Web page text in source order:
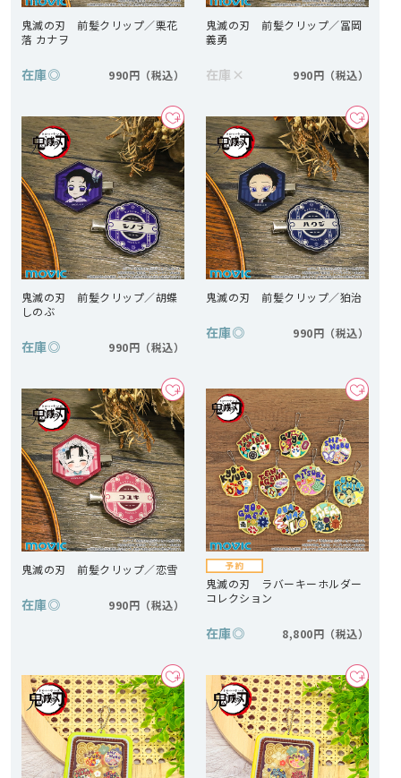
鬼滅の刃 前髪クリップ／栗花
落 カナヲ
在庫◎ 990円
鬼滅の刃 前髪クリップ／冨岡
義勇
在庫 × 990円
鬼滅の刃 前髪クリップ／胡蝶
しのぶ
在庫◎ 990円
鬼滅の刃 前髪クリップ／狛治
在庫◎ 990円
鬼滅の刃 前髪クリップ／恋雪
在庫◎ 990円
鬼滅の刃 ラバーキーホルダー
コレクション
在庫◎ 8,800円